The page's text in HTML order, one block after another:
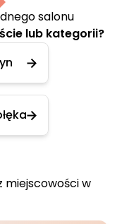
salonu
lub kategorii?
miejscowości w